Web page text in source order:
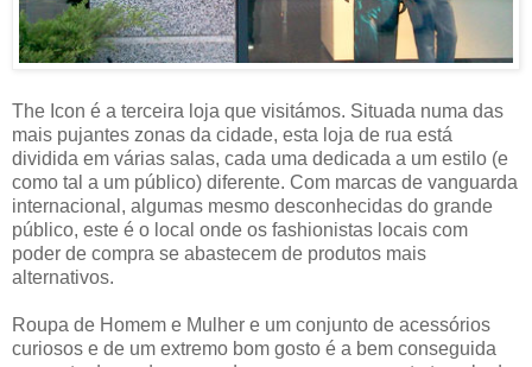
The Icon é a terceira loja que visitámos. Situada numa das
mais pujantes zonas da cidade, esta loja de rua está
dividida em várias salas, cada uma dedicada a um estilo (e
como tal a um público) diferente. Com marcas de vanguarda
internacional, algumas mesmo desconhecidas do grande
público, este é o local onde os fashionistas locais com
poder de compra se abastecem de produtos mais
alternativos.
Roupa de Homem e Mulher e um conjunto de acessórios
curiosos e de um extremo bom gosto é a bem conseguida